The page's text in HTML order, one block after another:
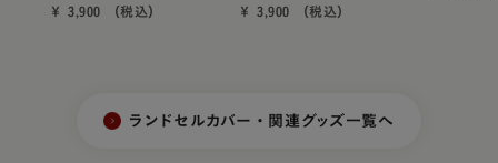
￥ 3,900 （税込） ￥ 3,900 （税込）
ランドセルカバー・関連グッズ一覧へ